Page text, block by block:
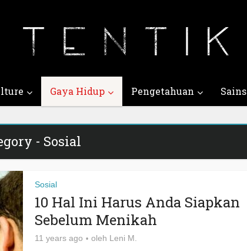
Gaya Hidup Pengetahuan Sains
- Sosial
Sosial
10 Hal Ini Harus Anda Siapkan
Sebelum Menikah
11 years ago oleh Leni M.